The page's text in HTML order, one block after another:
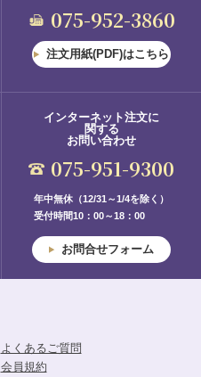
075-952-3860
注文用紙(PDF)はこちら
インターネット注文に
関する
お問い合わせ
075-951-9300
年中無休（12/31～1/4を除く）
受付時間10：00～18：00
お問合せフォーム
よくあるご質問
会員規約